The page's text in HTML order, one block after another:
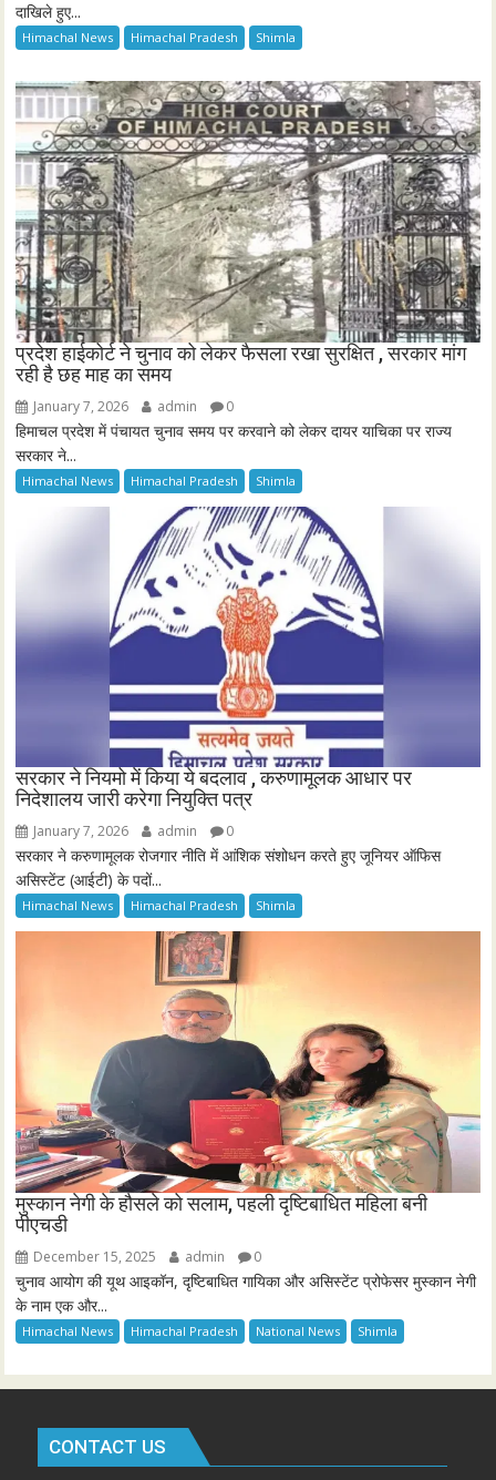
दाखिले हुए...
Himachal News Himachal Pradesh Shimla
प्रदेश हाईकोर्ट ने चुनाव को लेकर फैसला रखा सुरक्षित , सरकार मांग
रही है छह माह का समय
January 7, 2026 admin 0
हिमाचल प्रदेश में पंचायत चुनाव समय पर करवाने को लेकर दायर याचिका पर राज्य
सरकार ने...
Himachal News Himachal Pradesh Shimla
सरकार ने नियमो में किया ये बदलाव , करुणामूलक आधार पर
निदेशालय जारी करेगा नियुक्ति पत्र
January 7, 2026 admin 0
सरकार ने करुणामूलक रोजगार नीति में आंशिक संशोधन करते हुए जूनियर ऑफिस
असिस्टेंट (आईटी) के पदों...
Himachal News Himachal Pradesh Shimla
मुस्कान नेगी के हौसले को सलाम, पहली दृष्टिबाधित महिला बनी
पीएचडी
December 15, 2025 admin 0
चुनाव आयोग की यूथ आइकॉन, दृष्टिबाधित गायिका और असिस्टेंट प्रोफेसर मुस्कान नेगी
के नाम एक और...
Himachal News Himachal Pradesh National News Shimla
CONTACT US